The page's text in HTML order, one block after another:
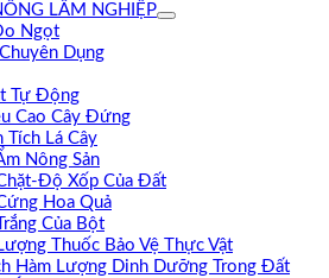
LÂM NGHIỆP
Ngọt
Dụng
Tự Động
Cao Cây Đứng
Lá Cây
Nông Sản
Độ Xốp Của Đất
Hoa Quả
Của Bột
Thuốc Bảo Vệ Thực Vật
Hàm Lượng Dinh Dưỡng Trong Đất